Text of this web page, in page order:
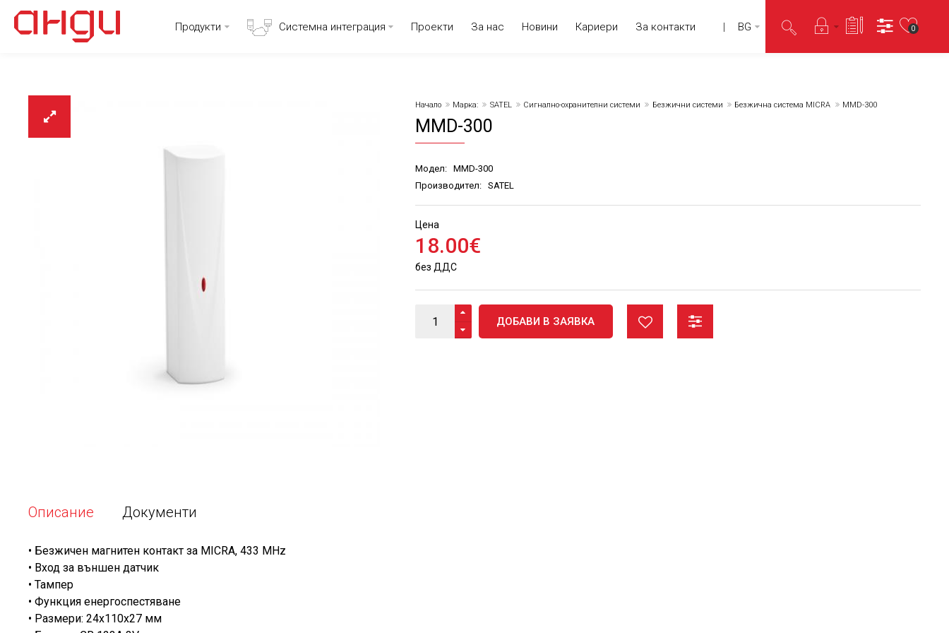
Продукти Системна интеграция Проекти За нас Новини Кариери За контакти BG 0
Начало Марка: SATEL Сигнално-охранителни системи Безжични системи Безжична система MICRA MMD-300
MMD-300
Модел:
MMD-300
Производител:
SATEL
Цена
18.00€
без ДДС
ДОБАВИ В ЗАЯВКА
Описание Документи
• Безжичен магнитен контакт за MICRA, 433 MHz
• Вход за външен датчик
• Тампер
• Функция енергоспестяване
• Размери: 24x110x27 мм